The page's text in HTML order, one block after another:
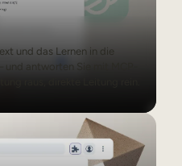
und das Lernen in die
antworten Sie mit MCP-